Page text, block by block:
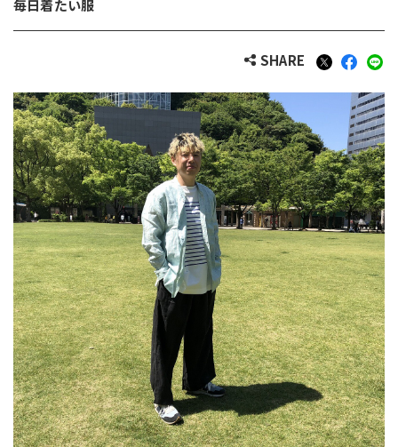
毎日着たい服
SHARE